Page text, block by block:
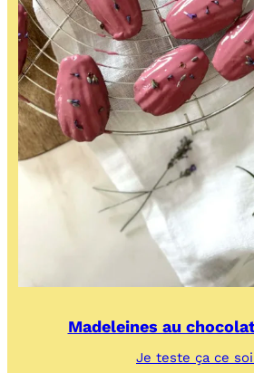
Madeleines au
Je teste ça ce